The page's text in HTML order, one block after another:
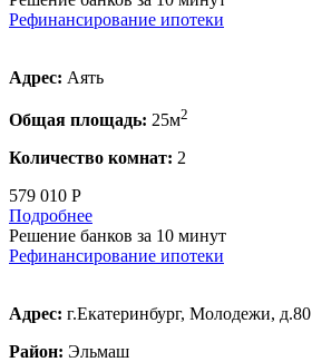
Рефинансирование ипотеки
Адрес: Аять
Общая площадь: 25м2
Количество комнат: 2
579 010 Р
Подробнее
Решение банков за 10 минут
Рефинансирование ипотеки
Адрес: г.Екатеринбург, Молодежи, д.80
Район: Эльмаш